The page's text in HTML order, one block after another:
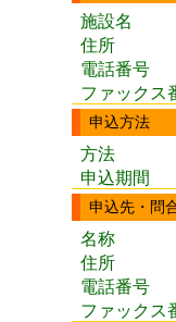
施設名
住所
電話番号
ファックス
申込方法
方法
申込期間
申込先・問
名称
住所
電話番号
ファックス